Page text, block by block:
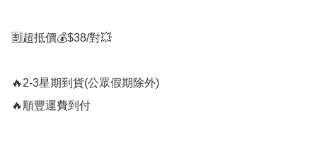
🈹超抵價💰$38/對💥
🔥2-3星期到貨(公眾假期除外)
🔥順豐運費到付